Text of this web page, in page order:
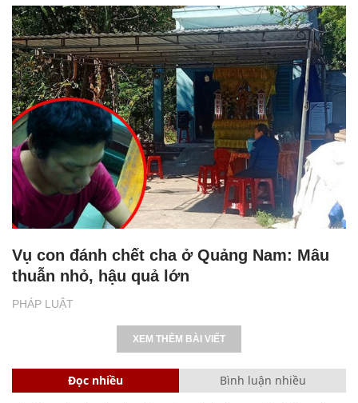
PHÁP LUẬT
Vụ con đánh chết cha ở Quảng Nam: Mâu
thuẫn nhỏ, hậu quả lớn
XEM THÊM BÀI VIẾT
Đọc nhiều Bình luận nhiều